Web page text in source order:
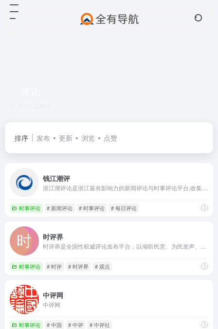
排序 发布 更新 浏览 点赞
钱江潮评
时事评论 # 新闻评论 # 时事评论 # 每日评论
时评界
时事评论 # 时评 # 时评界 # 观点
中评网
中评网
时事评论 # 中国 # 中评 # 中评社